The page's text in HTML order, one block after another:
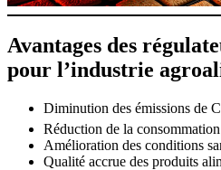
Avantages des
pour l’industrie
Diminution des émissions de
Réduction de la consommation
Amélioration des conditions
Qualité accrue des produits